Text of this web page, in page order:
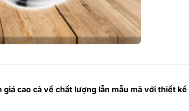
giá cao cả về chất lượng lẫn mẫu mã với thiết